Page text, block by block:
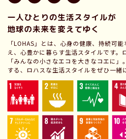
一人ひとりの生活スタイルが
地球の未来を変えてゆく
「LOHAS」とは、心身の健康、持続可
え、心豊かに暮らす生活スタイルです。
「みんなの小さなエコを大きなコエに
する、ロハスな生活スタイルをぜひ一緒